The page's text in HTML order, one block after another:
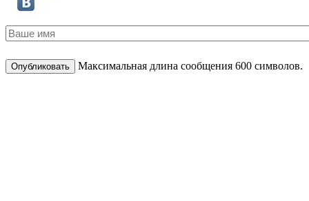
Максимальная длина сообщения 600 символов.